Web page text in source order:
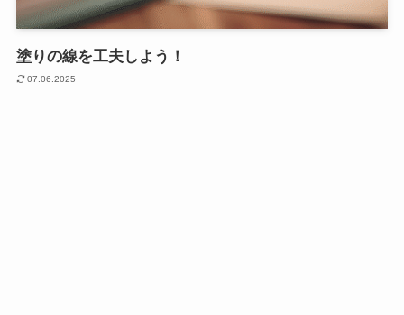
塗りの線を工夫しよう！
07.06.2025